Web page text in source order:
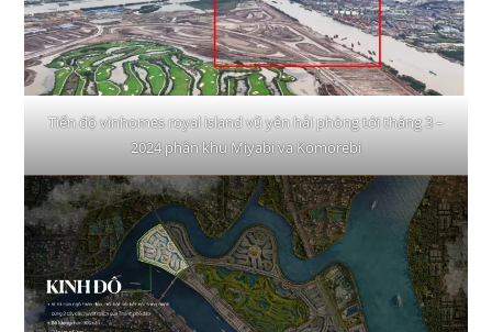
Tiến độ vinhomes royal island vũ yên hải phòng tới tháng 3 –
2024 phân khu Miyabi va Komorebi